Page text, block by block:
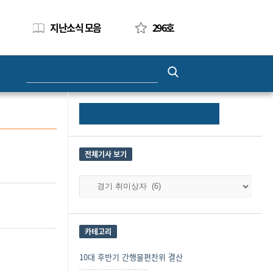
지난소식 모음 296호
Site
전체기사 보기
전
사
보
기
카테고리
10대 후반기 간행물편찬위 결산